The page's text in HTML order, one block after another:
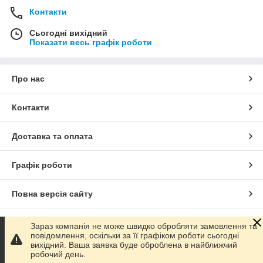
Контакти
Сьогодні вихідний
Показати весь графік роботи
Про нас
Контакти
Доставка та оплата
Графік роботи
Повна версія сайту
Сайт створено на маркетплейсіProm.ua
Політика конфіденційності
Зараз компанія не може швидко обробляти замовлення та
повідомлення, оскільки за її графіком роботи сьогодні
вихідний. Ваша заявка буде оброблена в найближчий
робочий день.